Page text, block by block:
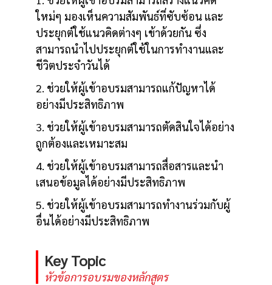
ใหม่ๆ มองเห็นความสัมพันธ์ที่ซับซ้อน และ
ประยุกต์ใช้แนวคิดต่างๆ เข้าด้วยกัน ซึ่ง
สามารถนำไปประยุกต์ใช้ในการทำงานและ
ชีวิตประจำวันได้
2. ช่วยให้ผู้เข้าอบรมสามารถแก้ปัญหาได้
อย่างมีประสิทธิภาพ
3. ช่วยให้ผู้เข้าอบรมสามารถตัดสินใจได้อย่าง
ถูกต้องและเหมาะสม
4. ช่วยให้ผู้เข้าอบรมสามารถสื่อสารและนำ
เสนอข้อมูลได้อย่างมีประสิทธิภาพ
5. ช่วยให้ผู้เข้าอบรมสามารถทำงานร่วมกับผู้
อื่นได้อย่างมีประสิทธิภาพ
Key Topic
หัวข้อการอบรมของหลักสูตร